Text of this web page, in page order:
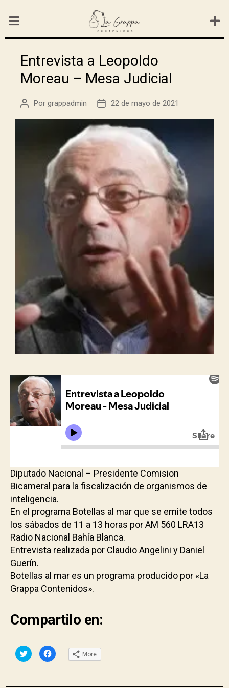
Entrevista a Leopoldo
Moreau – Mesa Judicial
Por grappadmin 22 de mayo de 2021
Diputado Nacional – Presidente Comision
Bicameral para la fiscalización de organismos de
inteligencia.
En el programa Botellas al mar que se emite todos
los sábados de 11 a 13 horas por AM 560 LRA13
Radio Nacional Bahía Blanca.
Entrevista realizada por Claudio Angelini y Daniel
Guerín.
Botellas al mar es un programa producido por «La
Grappa Contenidos».
Compartilo en:
C
l
C
l
More